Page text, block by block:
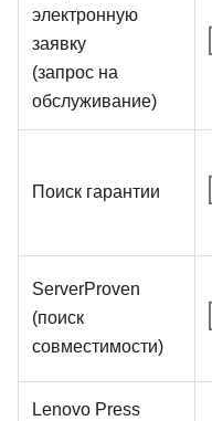
электронную
заявку
(запрос на
обслуживание)
Поиск гарантии
ServerProven
(поиск
совместимости)
Lenovo Press